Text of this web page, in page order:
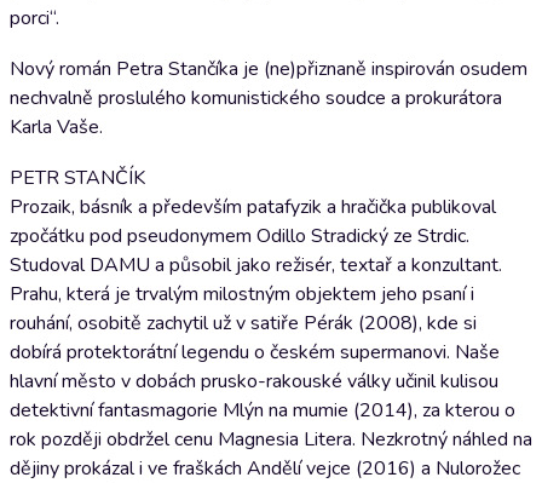
porci“.
Nový román Petra Stančíka je (ne)přiznaně inspirován osudem
nechvalně proslulého komunistického soudce a prokurátora
Karla Vaše.
PETR STANČÍK
Prozaik, básník a především patafyzik a hračička publikoval
zpočátku pod pseudonymem Odillo Stradický ze Strdic.
Studoval DAMU a působil jako režisér, textař a konzultant.
Prahu, která je trvalým milostným objektem jeho psaní i
rouhání, osobitě zachytil už v satiře Pérák (2008), kde si
dobírá protektorátní legendu o českém supermanovi. Naše
hlavní město v dobách prusko-rakouské války učinil kulisou
detektivní fantasmagorie Mlýn na mumie (2014), za kterou o
rok později obdržel cenu Magnesia Litera. Nezkrotný náhled na
dějiny prokázal i ve fraškách Andělí vejce (2016) a Nulorožec